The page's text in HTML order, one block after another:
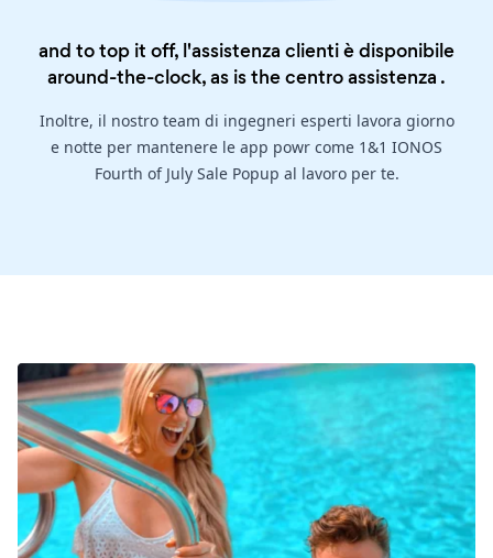
and to top it off, l'assistenza clienti è disponibile
around-the-clock, as is thecentro assistenza .
Inoltre, il nostro team di ingegneri esperti lavora giorno
e notte per mantenere le app powr come 1&1 IONOS
Fourth of July Sale Popup al lavoro per te.